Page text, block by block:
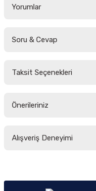
Yorumlar
Soru & Cevap
Taksit Seçenekleri
Önerileriniz
yetersiz gördüğünüz
Alışveriş Deneyimi
Sitemize